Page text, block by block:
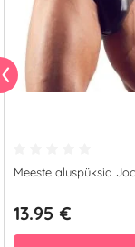
Meeste aluspüksid
13.95 €